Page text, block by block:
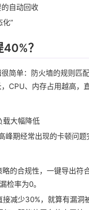
自动回收
”
？
简单：防火墙的规则匹
CPU、内存占用越高，
载大幅降低
峰期经常出现的卡顿问题
的合规性，一键导出符
检率为0。
减少30%，就算有漏洞